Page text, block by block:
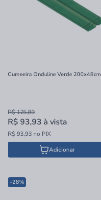
Cumeeira Onduline Verde 200x48cm
R$ 125,89
R$ 93,93 à vista
R$ 93,93 no PIX
Adicionar
-28%